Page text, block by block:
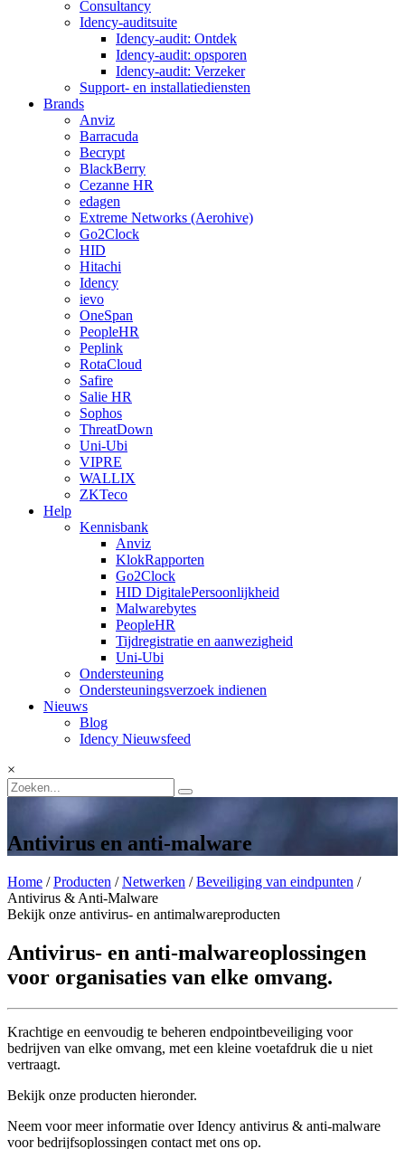
Consultancy
Idency-auditsuite
Idency-audit: Ontdek
Idency-audit: opsporen
Idency-audit: Verzeker
Support- en installatiediensten
Brands
Anviz
Barracuda
Becrypt
BlackBerry
Cezanne HR
edagen
Extreme Networks (Aerohive)
Go2Clock
HID
Hitachi
Idency
ievo
OneSpan
PeopleHR
Peplink
RotaCloud
Safire
Salie HR
Sophos
ThreatDown
Uni-Ubi
VIPRE
WALLIX
ZKTeco
Help
Kennisbank
Anviz
KlokRapporten
Go2Clock
HID DigitalePersoonlijkheid
Malwarebytes
PeopleHR
Tijdregistratie en aanwezigheid
Uni-Ubi
Ondersteuning
Ondersteuningsverzoek indienen
Nieuws
Blog
Idency Nieuwsfeed
×
Antivirus en anti-malware
Home /Producten /Netwerken /Beveiliging van eindpunten /
Antivirus & Anti-Malware
Bekijk onze antivirus- en antimalwareproducten
Antivirus- en anti-malwareoplossingen
voor organisaties van elke omvang.
Krachtige en eenvoudig te beheren endpointbeveiliging voor
bedrijven van elke omvang, met een kleine voetafdruk die u niet
vertraagt.
Bekijk onze producten hieronder.
Neem voor meer informatie over Idency antivirus & anti-malware
voor bedrijfsoplossingen contact met ons op.